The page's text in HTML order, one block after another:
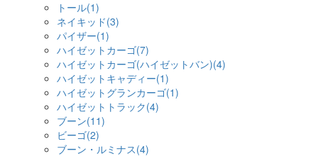
トール(1)
ネイキッド(3)
パイザー(1)
ハイゼットカーゴ(7)
ハイゼットカーゴ(ハイゼットバン)(4)
ハイゼットキャディー(1)
ハイゼットグランカーゴ(1)
ハイゼットトラック(4)
ブーン(11)
ビーゴ(2)
ブーン・ルミナス(4)